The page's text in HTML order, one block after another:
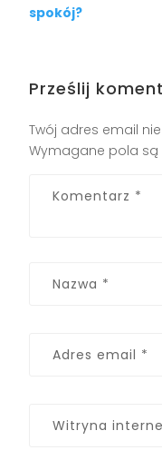
spokój?
Prześlij
Twój adres email
Wymagane pola są